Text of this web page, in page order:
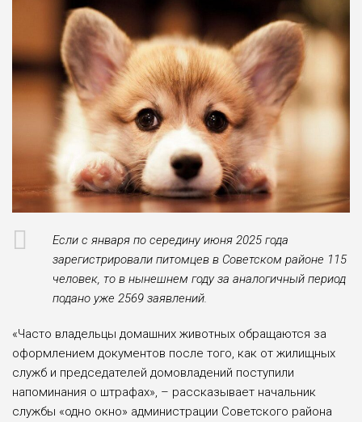
Если с января по середину июня 2025 года
зарегистрировали питомцев в Советском районе 115
человек, то в нынешнем году за аналогичный период
подано уже 2569 заявлений.
«Часто владельцы домашних животных обращаются за
оформлением документов после того, как от жилищных
служб и председателей домовладений поступили
напоминания о штрафах», – рассказывает начальник
службы «одно окно» администрации Советского района